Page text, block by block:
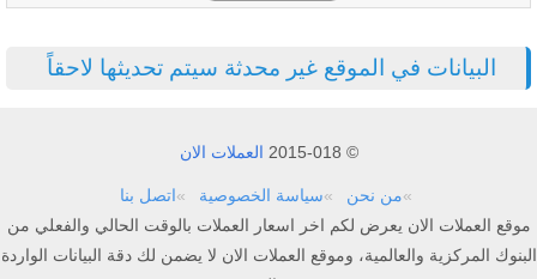
البيانات في الموقع غير محدثة سيتم تحديثها لاحقاً
© 2015-018 العملات الان
من نحن سياسة الخصوصية
اتصل بنا
موقع العملات الان يعرض لكم اخر اسعار العملات بالوقت الحالي والفعلي من
البنوك المركزية والعالمية، وموقع العملات الان لا يضمن لك دقة البيانات الواردة